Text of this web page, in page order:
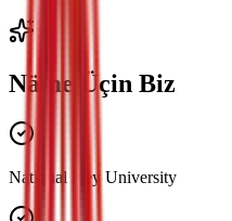
Näme Üçin Biz
National Key University